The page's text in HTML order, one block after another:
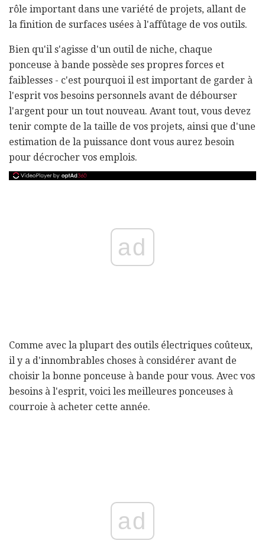
rôle important dans une variété de projets, allant de
la finition de surfaces usées à l'affûtage de vos outils.
Bien qu'il s'agisse d'un outil de niche, chaque
ponceuse à bande possède ses propres forces et
faiblesses - c'est pourquoi il est important de garder à
l'esprit vos besoins personnels avant de débourser
l'argent pour un tout nouveau. Avant tout, vous devez
tenir compte de la taille de vos projets, ainsi que d'une
estimation de la puissance dont vous aurez besoin
pour décrocher vos emplois.
ad
Comme avec la plupart des outils électriques coûteux,
il y a d'innombrables choses à considérer avant de
choisir la bonne ponceuse à bande pour vous. Avec vos
besoins à l'esprit, voici les meilleures ponceuses à
courroie à acheter cette année.
ad